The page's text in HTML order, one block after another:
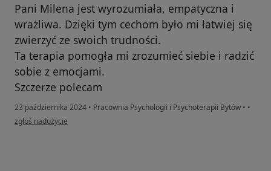
Pani Milena jest wyrozumiała, empatyczna i
wrażliwa. Dzięki tym cechom było mi łatwiej się
zwierzyć ze swoich trudności.
Ta terapia pomogła mi zrozumieć siebie i radzić
sobie z emocjami.
Szczerze polecam
23 października 2024 • Pracownia Psychologii i Psychoterapii Bytów • •
w opinii użytkownika AaAa
zgłoś nadużycie